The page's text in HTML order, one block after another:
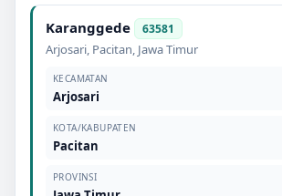
Karanggede 63581
Arjosari, Pacitan, Jawa Timur
KECAMATAN
Arjosari
KOTA/KABUPATEN
Pacitan
PROVINSI